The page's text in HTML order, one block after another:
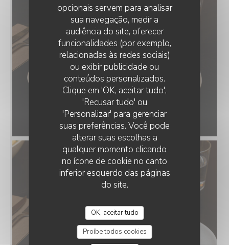
opcionais servem para analisar
sua navegação, medir a
audiência do site, oferecer
funcionalidades (por exemplo,
relacionadas às redes sociais)
ou exibir publicidade ou
conteúdos personalizados.
Clique em 'OK, aceitar tudo',
'Recusar tudo' ou
'Personalizar' para gerenciar
suas preferências. Você pode
alterar suas escolhas a
qualquer momento clicando
no ícone de cookie no canto
inferior esquerdo das páginas
do site.
OK, aceitar tudo
Proíbe todos cookies
BRUNCH CLUB